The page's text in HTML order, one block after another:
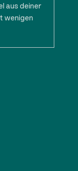
aus deiner
wenigen